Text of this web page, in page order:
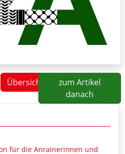
Übersicht
zum Artikel
danach
für die Anrainerinnen und